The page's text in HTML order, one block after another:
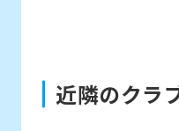
近隣のクラ